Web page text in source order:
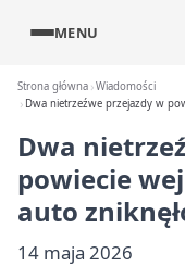
MENU
Strona główna Wiadomości
Dwa nietrzeźwe przejazdy w
Dwa
powiecie
auto
14 maja 2026